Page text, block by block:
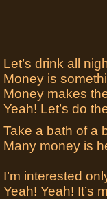
drink all
is
makes
Let’s do
a bath of a
money is
interested
Yeah! It’s